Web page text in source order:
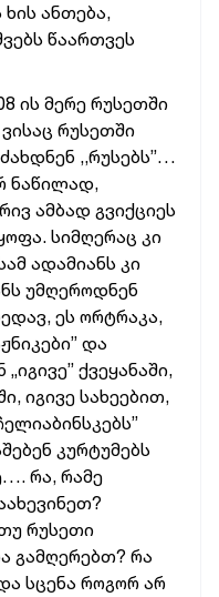
ანთება,
წაართვეს
ის მერე რუსეთში
რუსეთში
,,რუსებს”…
ნაწილად,
ამბად გვიქციეს
სიმღერაც კი
ადამიანს კი
უმღეროდნენ
ეს ორტრაკა,
და
ქვეყანაში,
იგივე სახეებით,
კურტუმებს
რა, რამე
რუსეთი
გამღერებთ? რა
სცენა როგორ არ